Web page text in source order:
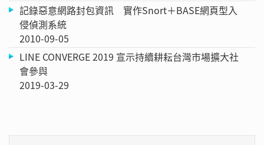
記錄惡意網路封包資訊 實作Snort＋BASE網頁型入
侵偵測系統
2010-09-05
LINE CONVERGE 2019 宣示持續耕耘台灣市場擴大社
會參與
2019-03-29